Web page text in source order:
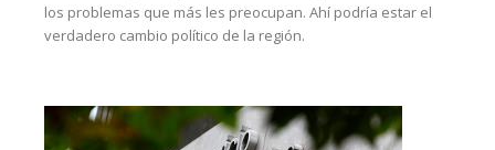
los problemas que más les preocupan. Ahí podría estar el
verdadero cambio político de la región.